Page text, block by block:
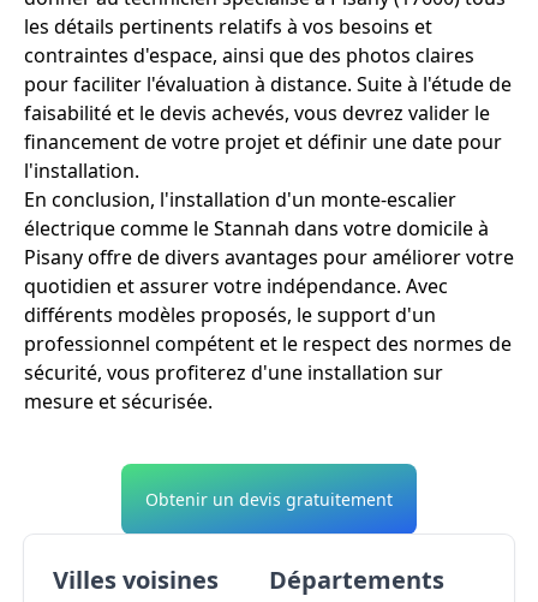
les détails pertinents relatifs à vos besoins et
contraintes d'espace, ainsi que des photos claires
pour faciliter l'évaluation à distance. Suite à l'étude de
faisabilité et le devis achevés, vous devrez valider le
financement de votre projet et définir une date pour
l'installation.
En conclusion, l'installation d'un monte-escalier
électrique comme le Stannah dans votre domicile à
Pisany offre de divers avantages pour améliorer votre
quotidien et assurer votre indépendance. Avec
différents modèles proposés, le support d'un
professionnel compétent et le respect des normes de
sécurité, vous profiterez d'une installation sur
mesure et sécurisée.
Obtenir un devis gratuitement
Villes voisines Départements